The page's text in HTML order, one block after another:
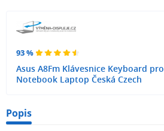
93 %
Asus A8Fm Klávesnice Keyboard pro
Notebook Laptop Česká Czech
Popis